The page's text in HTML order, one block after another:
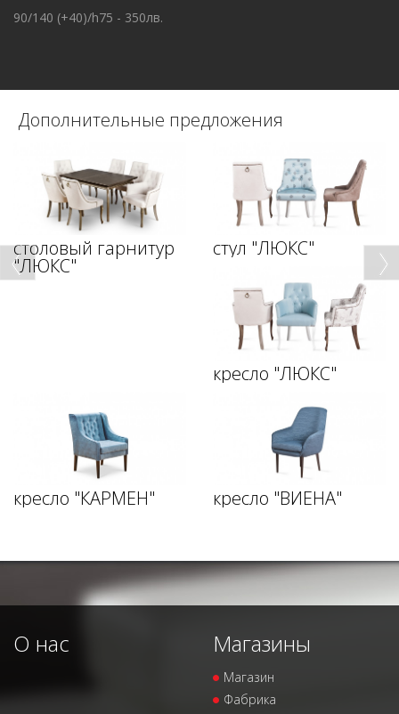
90/140 (+40)/h75 - 350лв.
Дополнительные предложения
столовый гарнитур
"ЛЮКС"
стул "ЛЮКС"
кресло "ЛЮКС"
кресло "КАРМЕН" кресло "ВИЕНА"
О нас Магазины
Магазин
Фабрика